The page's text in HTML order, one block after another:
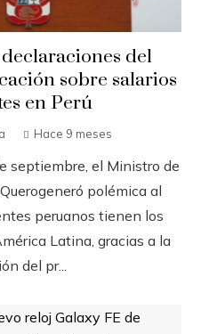
del
sobre salarios
en Perú
Hace 9 meses
septiembre, el Ministro de
polémica al
peruanos tienen los
Latina, gracias a la
del pr...